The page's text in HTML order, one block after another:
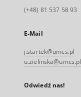
(+48) 81 537 58 93
E-Mail
j.startek@umcs.pl
u.zielinska@umcs.pl
Odwiedź nas!